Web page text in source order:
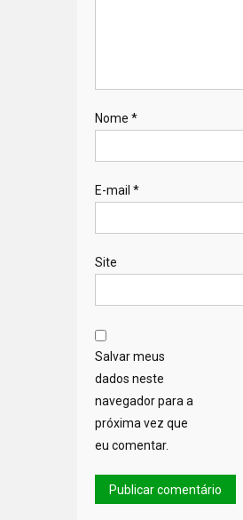
Nome *
E-mail *
Site
Salvar meus
dados neste
navegador para a
próxima vez que
eu comentar.